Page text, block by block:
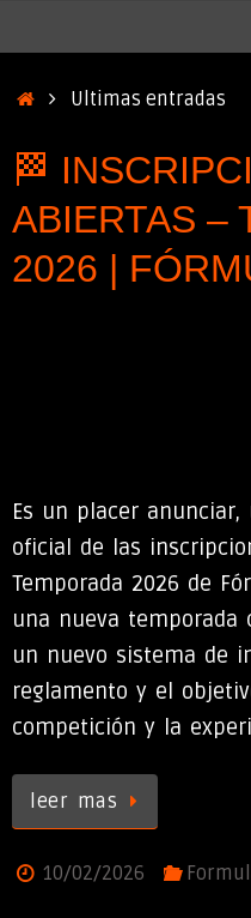
InicioUltimas entradas
🏁
ABIERTAS –
2026 |
Es un placer
oficial de las
Temporada 2026 de
una nueva temporada
un nuevo sistema de
reglamento y el
competición y la
leer mas
10/02/2026